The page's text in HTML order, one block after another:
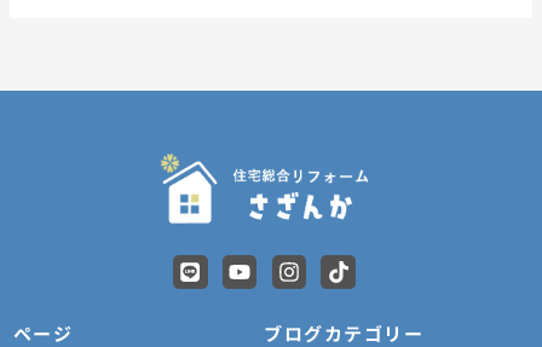
L
i
Y
o
I
n
t
T
i
t
ページ ブログカテゴリー